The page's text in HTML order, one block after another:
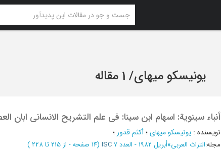
یونیسکو میهای/ 1 مقاله
أنباء سینویة: اسهام ابن سینا: فی علم التشریح الانسانی ابان
نویسنده : یونیسکو میهای؛أکثم قدور ؛
مجله:التراث العربی»أبریل 1982 - العدد 7 ISC (‎14 صفحه - از 215 تا 228 )